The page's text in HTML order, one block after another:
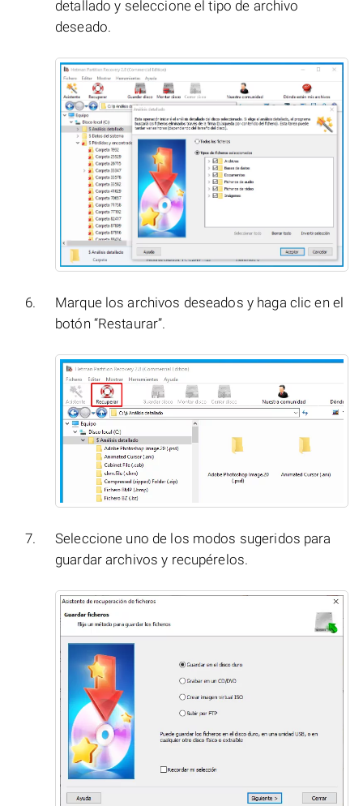
detallado y seleccione el tipo de archivo
deseado.
Marque los archivos deseados y haga clic en el
botón “Restaurar”.
Seleccione uno de los modos sugeridos para
guardar archivos y recupérelos.